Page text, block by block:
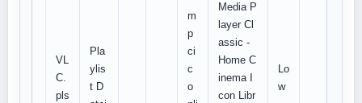
VL
C.
pls
Pla
ylis
t D
m
p
ci
c
o
Media P
layer Cl
assic -
Home C
inema I
con Libr
Lo
w